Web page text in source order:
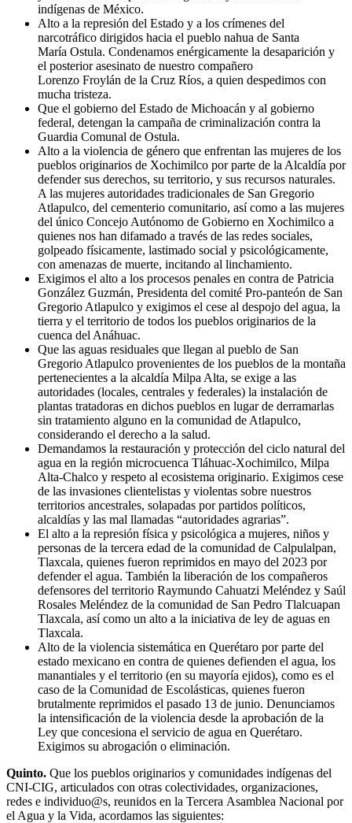
indígenas de México.
Alto a la represión del Estado y a los crímenes del
narcotráfico dirigidos hacia el pueblo nahua de Santa
María Ostula. Condenamos enérgicamente la desaparición y
el posterior asesinato de nuestro compañero
Lorenzo Froylán de la Cruz Ríos, a quien despedimos con
mucha tristeza.
Que el gobierno del Estado de Michoacán y al gobierno
federal, detengan la campaña de criminalización contra la
Guardia Comunal de Ostula.
Alto a la violencia de género que enfrentan las mujeres de los
pueblos originarios de Xochimilco por parte de la Alcaldía por
defender sus derechos, su territorio, y sus recursos naturales.
A las mujeres autoridades tradicionales de San Gregorio
Atlapulco, del cementerio comunitario, así como a las mujeres
del único Concejo Autónomo de Gobierno en Xochimilco a
quienes nos han difamado a través de las redes sociales,
golpeado físicamente, lastimado social y psicológicamente,
con amenazas de muerte, incitando al linchamiento.
Exigimos el alto a los procesos penales en contra de Patricia
González Guzmán, Presidenta del comité Pro-panteón de San
Gregorio Atlapulco y exigimos el cese al despojo del agua, la
tierra y el territorio de todos los pueblos originarios de la
cuenca del Anáhuac.
Que las aguas residuales que llegan al pueblo de San
Gregorio Atlapulco provenientes de los pueblos de la montaña
pertenecientes a la alcaldía Milpa Alta, se exige a las
autoridades (locales, centrales y federales) la instalación de
plantas tratadoras en dichos pueblos en lugar de derramarlas
sin tratamiento alguno en la comunidad de Atlapulco,
considerando el derecho a la salud.
Demandamos la restauración y protección del ciclo natural del
agua en la región microcuenca Tláhuac-Xochimilco, Milpa
Alta-Chalco y respeto al ecosistema originario. Exigimos cese
de las invasiones clientelistas y violentas sobre nuestros
territorios ancestrales, solapadas por partidos políticos,
alcaldías y las mal llamadas “autoridades agrarias”.
El alto a la represión física y psicológica a mujeres, niños y
personas de la tercera edad de la comunidad de Calpulalpan,
Tlaxcala, quienes fueron reprimidos en mayo del 2023 por
defender el agua. También la liberación de los compañeros
defensores del territorio Raymundo Cahuatzi Meléndez y Saúl
Rosales Meléndez de la comunidad de San Pedro Tlalcuapan
Tlaxcala, así como un alto a la iniciativa de ley de aguas en
Tlaxcala.
Alto de la violencia sistemática en Querétaro por parte del
estado mexicano en contra de quienes defienden el agua, los
manantiales y el territorio (en su mayoría ejidos), como es el
caso de la Comunidad de Escolásticas, quienes fueron
brutalmente reprimidos el pasado 13 de junio. Denunciamos
la intensificación de la violencia desde la aprobación de la
Ley que concesiona el servicio de agua en Querétaro.
Exigimos su abrogación o eliminación.
Quinto. Que los pueblos originarios y comunidades indígenas del
CNI-CIG, articulados con otras colectividades, organizaciones,
redes e individuo@s, reunidos en la Tercera Asamblea Nacional por
el Agua y la Vida, acordamos las siguientes: